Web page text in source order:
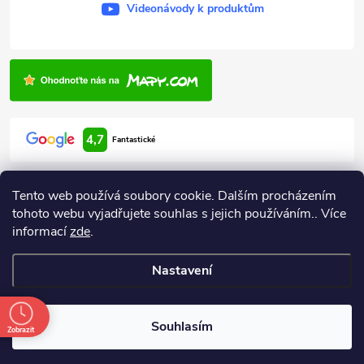
Tento web používá soubory cookie. Dalším procházením
tohoto webu vyjadřujete souhlas s jejich používáním.. Více
informacízde.
Nastavení
Souhlasím
.
Videonávody k produktům
4,7 Fantastické
Copyright 2026ARDEN HODONÍN. Všechna práva vyhrazena.
Zobrazit